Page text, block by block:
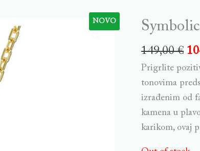
NOVO
149,00€
Prigrlite
tonovima
izrađenim od
kamena u
karikom, ovaj